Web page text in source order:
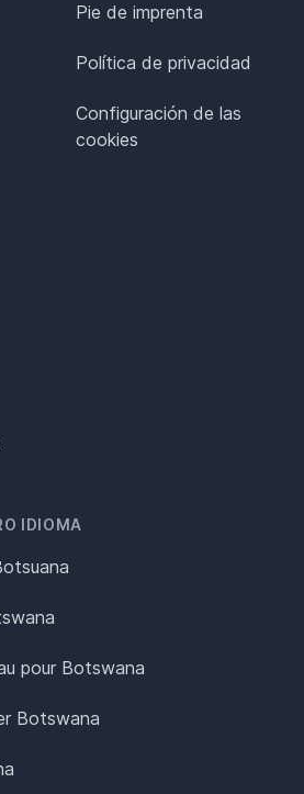
Pie de imprenta
Política de privacidad
Configuración de las
cookies
IDIOMA
pour Botswana
Botswana